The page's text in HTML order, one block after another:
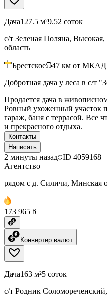
Дача127.5 м²9.52 соток
с/т Зеленая Поляна,
область
Брестское 47 км от МКАД
Добротная дача у леса в с/т
Продается дача в
Ровный ухоженный участок
гараж, баня с террасой. Все
и прекрасного отдыха.
Контакты
Написать
2 минуты назад ID 4059168
Агентство
рядом с д. Силичи, Минская
173 965 ƃ
Конвертер валют
Дача163 м²5 соток
с/т Родник